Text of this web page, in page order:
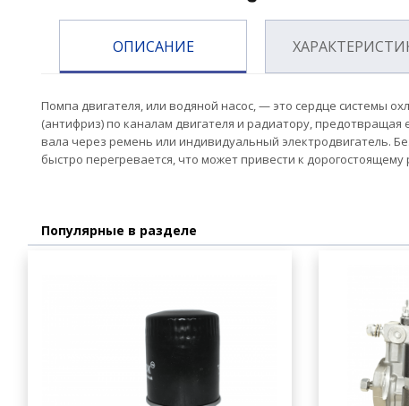
ОПИСАНИЕ
Помпа двигателя, или водяной насос, — это сердце системы
(антифриз) по каналам двигателя и радиатору,
вала через ремень или индивидуальный электродвигатель.
быстро перегревается, что может привести к дорогостоящему
Популярные в разделе